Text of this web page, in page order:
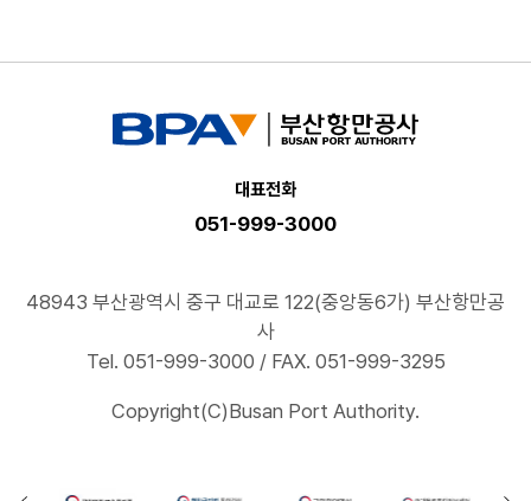
대표전화
051-999-3000
48943 부산광역시 중구 대교로 122(중앙동6가) 부산항만공
사
Tel. 051-999-3000 / FAX. 051-999-3295
Copyright(C)Busan Port Authority.